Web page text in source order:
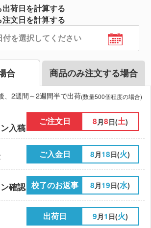
出荷日を計算する
注文日を計算する
合 商品のみ注文する場合
、2週間～2週間半で出荷(数量500個程度の場合)
入稿
ご注文日 8 月8日(土)
ご入金日 8月18日(火)
確認 校了のお返事 8月19日(水)
出荷日 9月1 日(火)